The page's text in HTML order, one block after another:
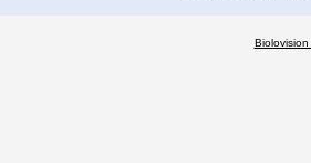
Biolovision